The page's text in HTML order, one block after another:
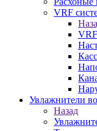
VRF
Увлажнители
Назад